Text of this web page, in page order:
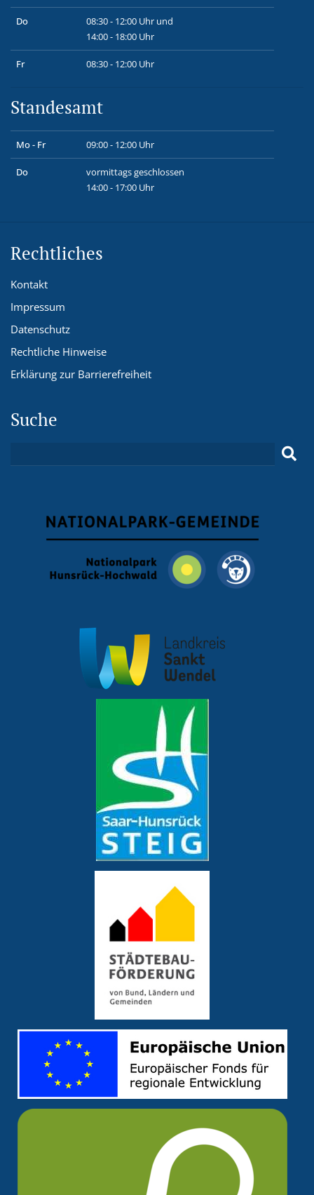
Do
08:30 - 12:00 Uhr und
14:00 - 18:00 Uhr
Fr 08:30 - 12:00 Uhr
Standesamt
Mo - Fr 09:00 - 12:00 Uhr
Do
vormittags geschlossen
14:00 - 17:00 Uhr
Rechtliches
Kontakt
Impressum
Datenschutz
Rechtliche Hinweise
Erklärung zur Barrierefreiheit
Suche